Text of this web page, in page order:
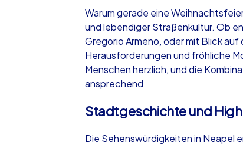
Neapel
1,5-3,0 h
Warum gerade eine
und lebendiger Straßenkultur. Ob
Gregorio Armeno, oder mit Blick
Herausforderungen und fröhliche
Menschen herzlich, und die
ansprechend.
Stadtgeschichte und
Die Sehenswürdigkeiten in Neapel